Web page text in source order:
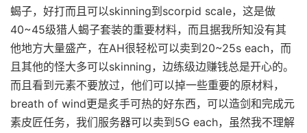
蝎子，好打而且可以skinning到scorpid scale，这是做
40~45级猎人蝎子套装的重要材料，而且据我所知没有其
他地方大量盛产，在AH很轻松可以卖到20~25s each，而
且其他的怪大多可以skinning，边练级边赚钱总是开心的。
而且看到元素不要放过，他们可以掉一些重要的原材料，
breath of wind更是炙手可热的好东西，可以造剑和完成元
素皮匠任务，我们服务器可以卖到5G each，虽然我不理解